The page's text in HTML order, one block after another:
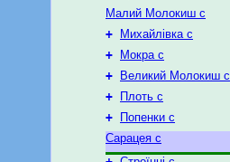
Малий Молокиш с
+
Михайлівка c
+
Мокра c
+
Великий Молокиш c
+
Плоть c
+
Попенки c
Сарацея с